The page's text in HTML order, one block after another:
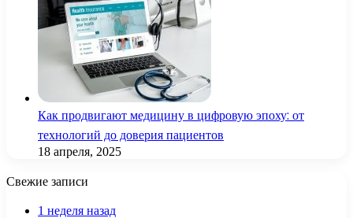
Как продвигают медицину в цифровую эпоху: от
технологий до доверия пациентов
18 апреля, 2025
Свежие записи
1 неделя назад